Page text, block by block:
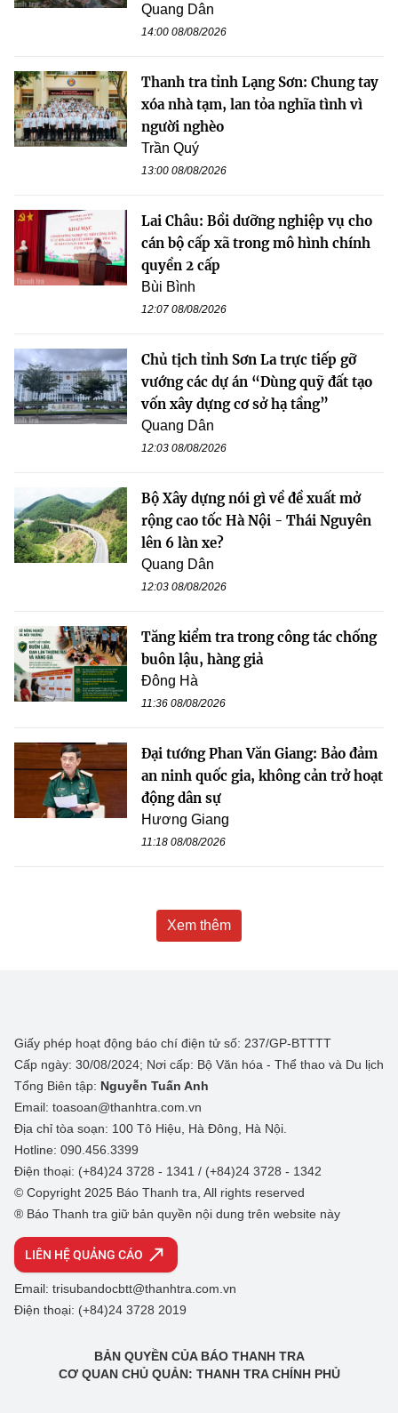
Quang Dân
14:00 08/08/2026
Thanh tra tỉnh Lạng Sơn: Chung tay
xóa nhà tạm, lan tỏa nghĩa tình vì
người nghèo
Trần Quý
13:00 08/08/2026
Lai Châu: Bồi dưỡng nghiệp vụ cho
cán bộ cấp xã trong mô hình chính
quyền 2 cấp
Bùi Bình
12:07 08/08/2026
Chủ tịch tỉnh Sơn La trực tiếp gỡ
vướng các dự án “Dùng quỹ đất tạo
vốn xây dựng cơ sở hạ tầng”
Quang Dân
12:03 08/08/2026
Bộ Xây dựng nói gì về đề xuất mở
rộng cao tốc Hà Nội - Thái Nguyên
lên 6 làn xe?
Quang Dân
12:03 08/08/2026
Tăng kiểm tra trong công tác chống
buôn lậu, hàng giả
Đông Hà
11:36 08/08/2026
Đại tướng Phan Văn Giang: Bảo đảm
an ninh quốc gia, không cản trở hoạt
động dân sự
Hương Giang
11:18 08/08/2026
Xem thêm
Giấy phép hoạt động báo chí điện tử số: 237/GP-BTTTT
Cấp ngày: 30/08/2024; Nơi cấp: Bộ Văn hóa - Thể thao và Du lịch
Tổng Biên tập: Nguyễn Tuấn Anh
Email: toasoan@thanhtra.com.vn
Địa chỉ tòa soạn: 100 Tô Hiệu, Hà Đông, Hà Nội.
Hotline: 090.456.3399
Điện thoại: (+84)24 3728 - 1341 / (+84)24 3728 - 1342
© Copyright 2025 Báo Thanh tra, All rights reserved
® Báo Thanh tra giữ bản quyền nội dung trên website này
LIÊN HỆ QUẢNG CÁO
Email: trisubandocbtt@thanhtra.com.vn
Điện thoại: (+84)24 3728 2019
BẢN QUYỀN CỦA BÁO THANH TRA
CƠ QUAN CHỦ QUẢN: THANH TRA CHÍNH PHỦ